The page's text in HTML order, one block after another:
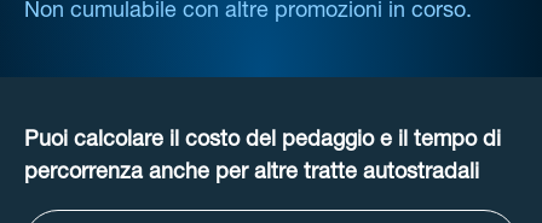
Non cumulabile con altre promozioni in corso.
Puoi calcolare il costo del pedaggio e il tempo di
percorrenza anche per altre tratte autostradali